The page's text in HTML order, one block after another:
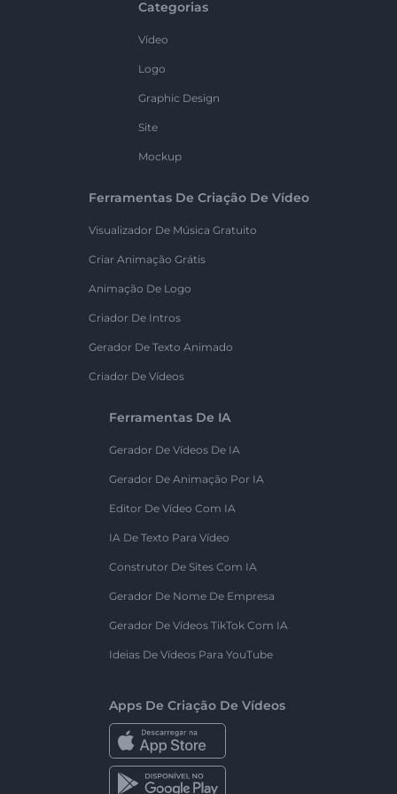
Categorias
Vídeo
Logo
Graphic Design
Site
Mockup
Ferramentas De Criação De Vídeo
Visualizador De Música Gratuito
Criar Animação Grátis
Animação De Logo
Criador De Intros
Gerador De Texto Animado
Criador De Vídeos
Ferramentas De IA
Gerador De Vídeos De IA
Gerador De Animação Por IA
Editor De Vídeo Com IA
IA De Texto Para Vídeo
Construtor De Sites Com IA
Gerador De Nome De Empresa
Gerador De Vídeos TikTok Com IA
Ideias De Vídeos Para YouTube
Apps De Criação De Vídeos